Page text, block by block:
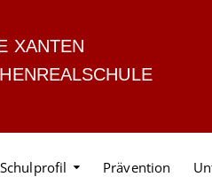
XANTEN
Schulprofil Prävention